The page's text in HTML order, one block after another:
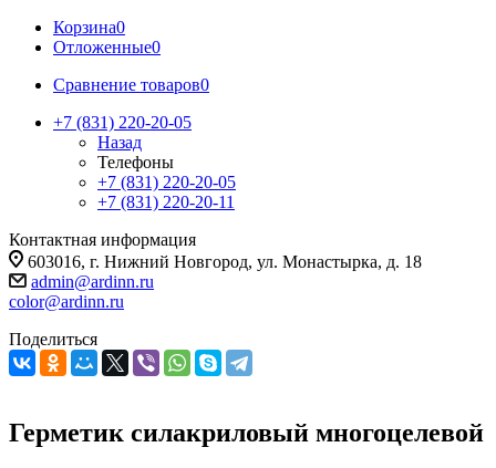
Корзина0
Отложенные0
Сравнение товаров0
+7 (831) 220-20-05
Назад
Телефоны
+7 (831) 220-20-05
+7 (831) 220-20-11
Контактная информация
603016, г. Нижний Новгород, ул. Монастырка, д. 18
admin@ardinn.ru
color@ardinn.ru
Поделиться
Герметик силакриловый многоцелевой